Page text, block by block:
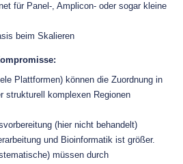
für Panel-, Amplicon- oder sogar kleine
beim Skalieren
Plattformen) können die Zuordnung in
strukturell komplexen Regionen
(hier nicht behandelt)
und Bioinformatik ist größer.
müssen durch